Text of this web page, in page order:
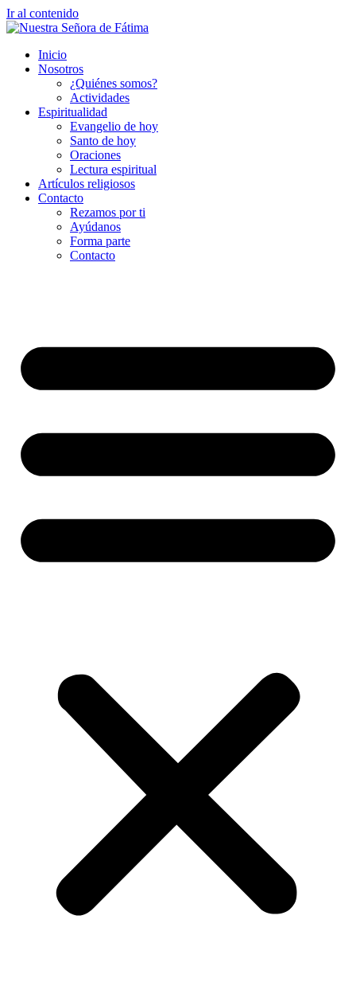
Ir al contenido
Inicio
Nosotros
¿Quiénes somos?
Actividades
Espiritualidad
Evangelio de hoy
Santo de hoy
Oraciones
Lectura espiritual
Artículos religiosos
Contacto
Rezamos por ti
Ayúdanos
Forma parte
Contacto